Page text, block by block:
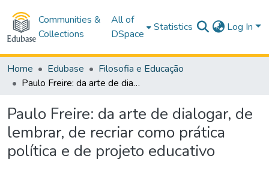
Communities &
Collections
All of
DSpace
Statistics Log In
Home Edubase
Filosofia e Educação
Paulo Freire: da arte de dialogar, de lembrar, de recriar como prática política e de projeto educativo
Paulo Freire: da arte de dialogar, de
lembrar, de recriar como prática
política e de projeto educativo